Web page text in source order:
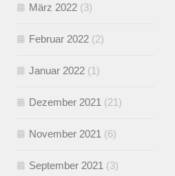
März 2022 (3)
Februar 2022 (2)
Januar 2022 (1)
Dezember 2021 (21)
November 2021 (6)
September 2021 (3)